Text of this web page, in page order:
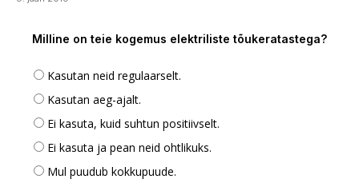
Milline on teie kogemus elektriliste tõukeratastega?
Kasutan neid regulaarselt.
Kasutan aeg-ajalt.
Ei kasuta, kuid suhtun positiivselt.
Ei kasuta ja pean neid ohtlikuks.
Mul puudub kokkupuude.